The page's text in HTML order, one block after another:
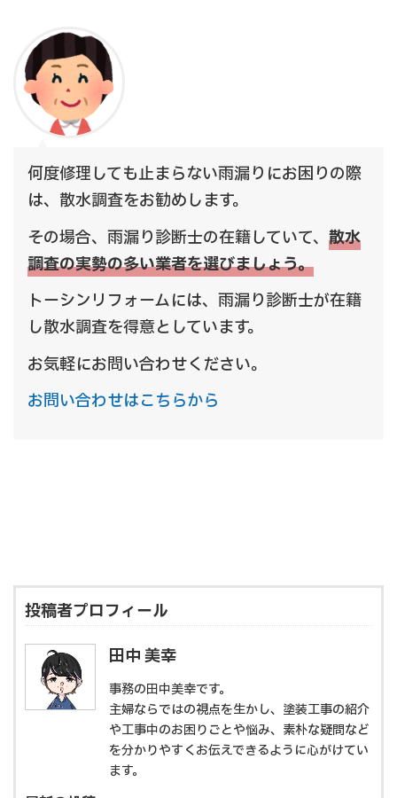
何度修理しても止まらない雨漏りにお困りの際
は、散水調査をお勧めします。
その場合、雨漏り診断士の在籍していて、 散水
調査の実勢の多い業者を選びましょう。
トーシンリフォームには、雨漏り診断士が在籍
し散水調査を得意としています。
お気軽にお問い合わせください。
お問い合わせはこちらから
投稿者プロフィール
田中 美幸
事務の田中美幸です。
主婦ならではの視点を生かし、塗装工事の紹介
や工事中のお困りごとや悩み、素朴な疑問など
を分かりやすくお伝えできるように心がけてい
ます。